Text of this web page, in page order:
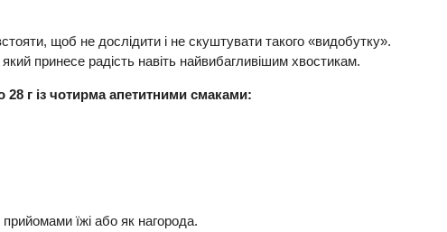
щоб не дослідити і не скуштувати такого «видобутку».
принесе радість навіть найвибагливішим хвостикам.
г із чотирма апетитними смаками:
їжі або як нагорода.